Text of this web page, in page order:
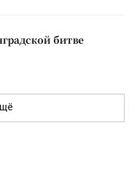
битве